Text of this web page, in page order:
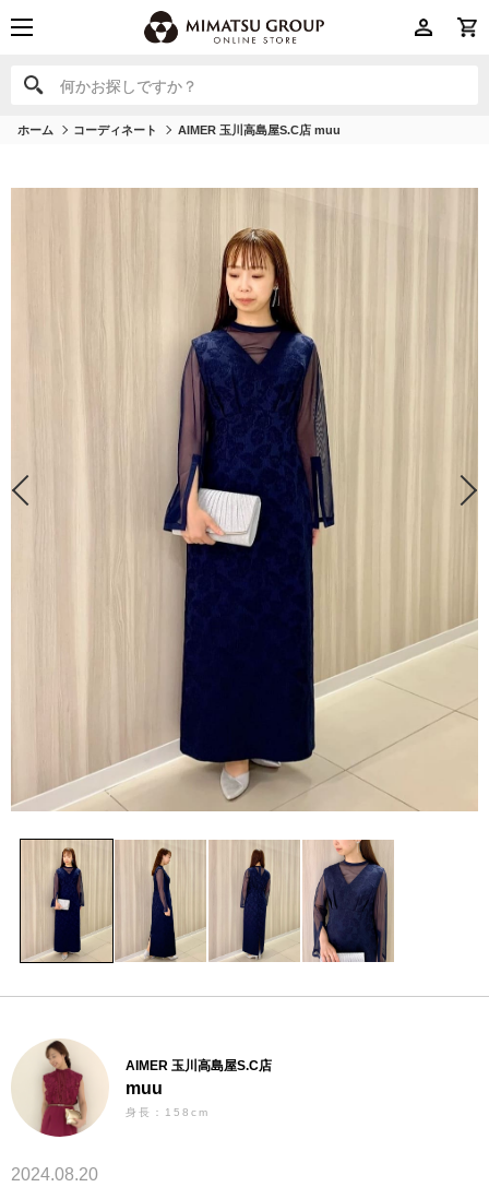
何かお探しですか？
何かお探しですか？
ホーム コーディネート AIMER 玉川高島屋S.C店 muu
AIMER 玉川高島屋S.C店
muu
身長：158cm
2024.08.20